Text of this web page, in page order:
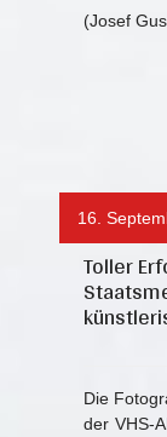
(Josef
Toller
16.
Die
der VHS-